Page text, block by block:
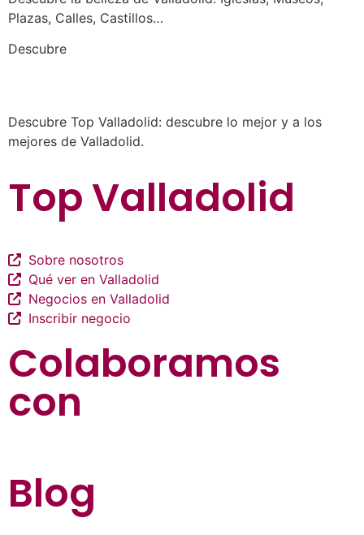
Plazas, Calles, Castillos…
Descubre
Descubre Top Valladolid: descubre lo mejor y a los
mejores de Valladolid.
Top Valladolid
Sobre nosotros
Qué ver en Valladolid
Negocios en Valladolid
Inscribir negocio
Colaboramos
con
Blog